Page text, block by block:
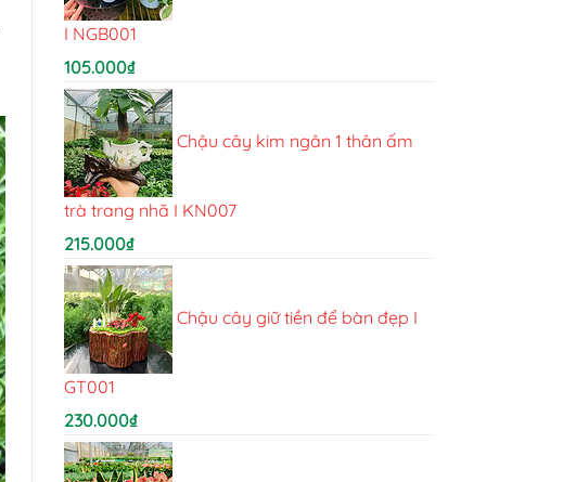
I NGB001
105.000₫
Chậu cây kim ngân 1 thân ấm
trà trang nhã I KN007
215.000₫
Chậu cây giữ tiền để bàn đẹp I
GT001
230.000₫